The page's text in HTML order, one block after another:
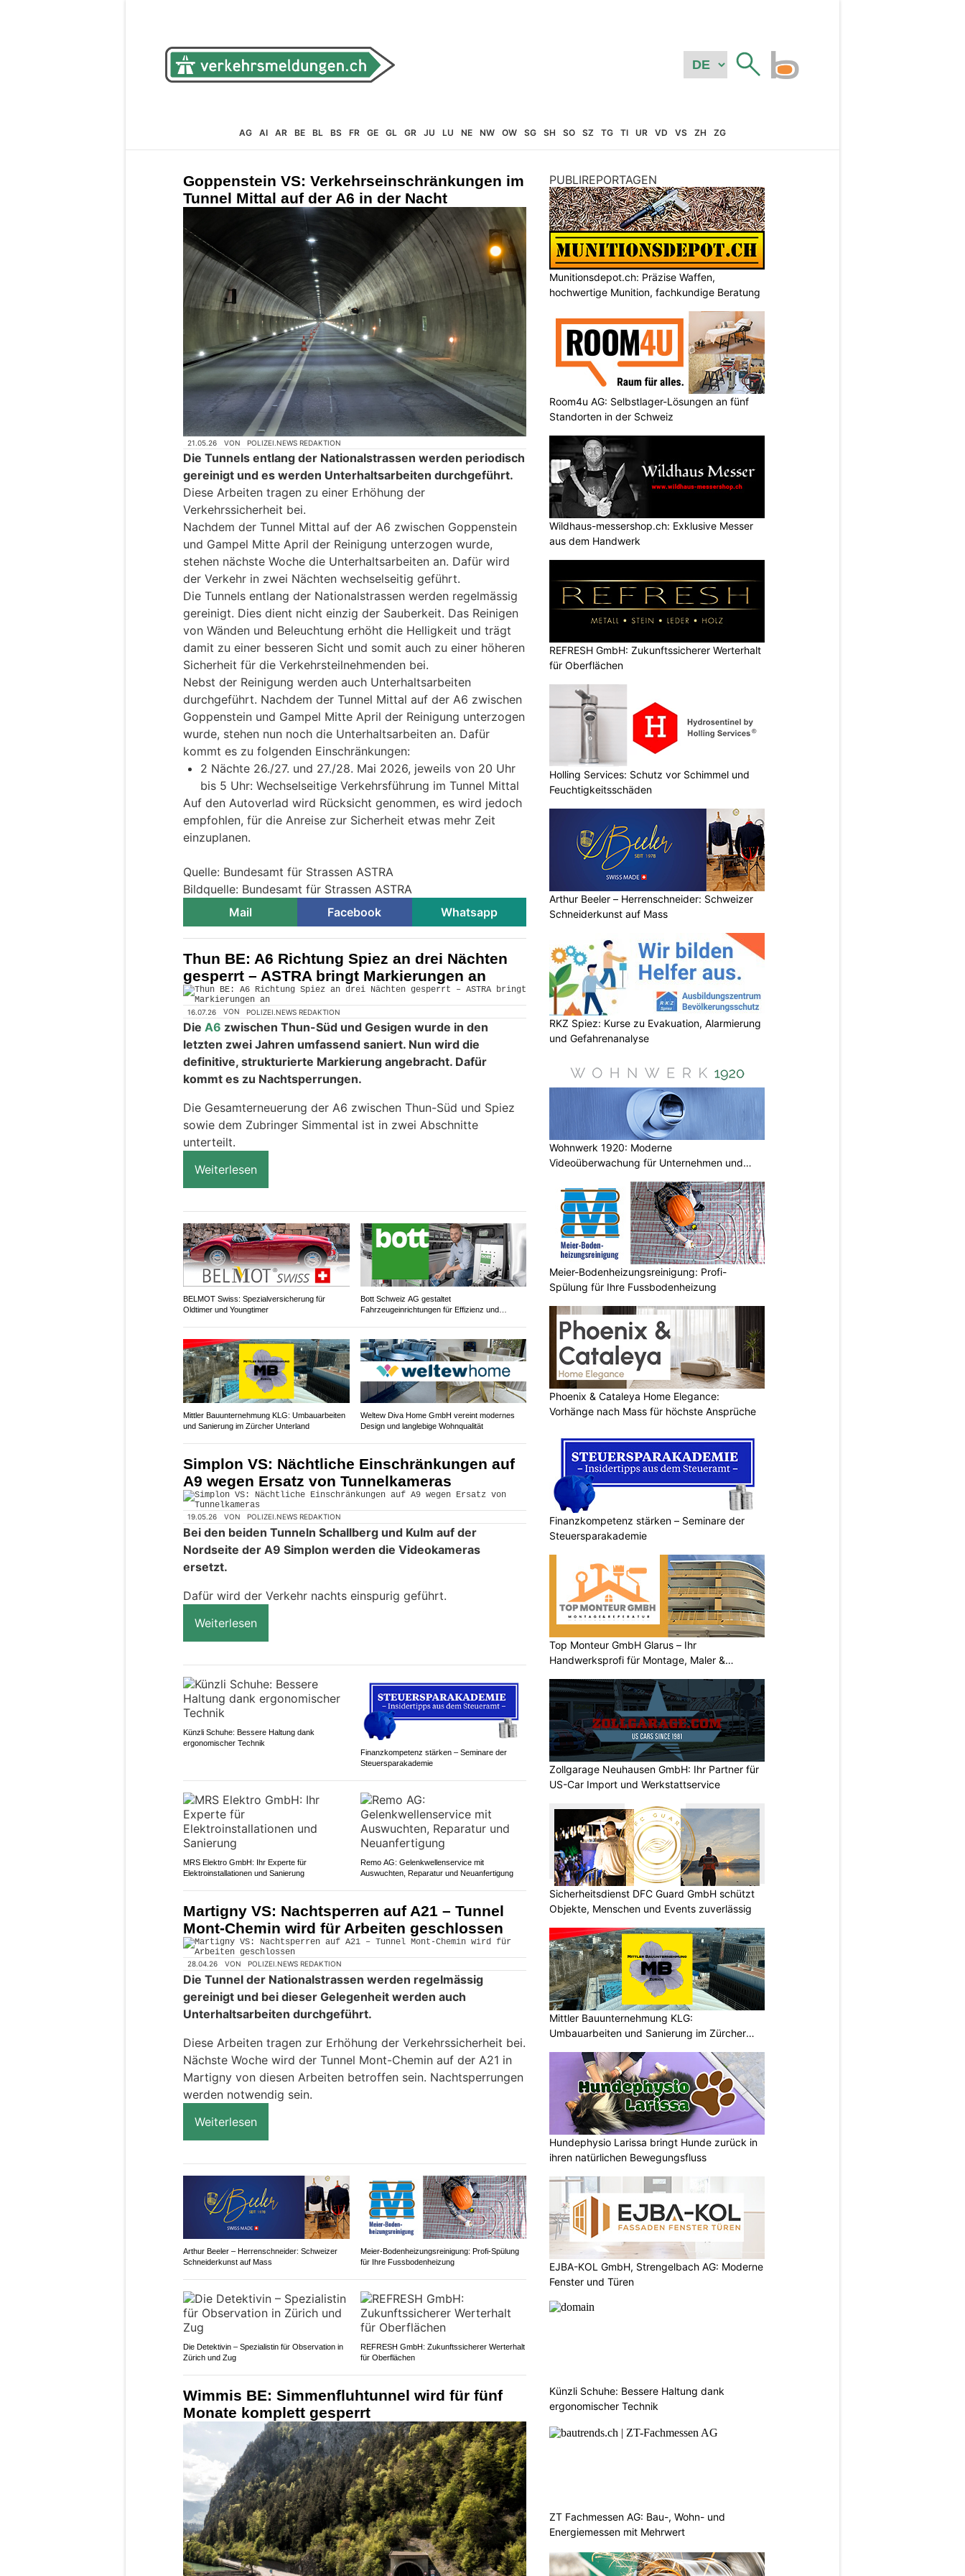
AG AI AR BE BL BS FR GE GL GR JU LU NE NW OW SG SH SO SZ TG TI UR VD VS ZH ZG
Goppenstein VS: Verkehrseinschränkungen im
Tunnel Mittal auf der A6 in der Nacht
21.05.26 VON POLIZEI.NEWS REDAKTION
Die Tunnels entlang der Nationalstrassen werden periodisch
gereinigt und es werden Unterhaltsarbeiten durchgeführt.
Diese Arbeiten tragen zu einer Erhöhung der
Verkehrssicherheit bei.
Nachdem der Tunnel Mittal auf der A6 zwischen Goppenstein
und Gampel Mitte April der Reinigung unterzogen wurde,
stehen nächste Woche die Unterhaltsarbeiten an. Dafür wird
der Verkehr in zwei Nächten wechselseitig geführt.
Die Tunnels entlang der Nationalstrassen werden regelmässig
gereinigt. Dies dient nicht einzig der Sauberkeit. Das Reinigen
von Wänden und Beleuchtung erhöht die Helligkeit und trägt
damit zu einer besseren Sicht und somit auch zu einer höheren
Sicherheit für die Verkehrsteilnehmenden bei.
Nebst der Reinigung werden auch Unterhaltsarbeiten
durchgeführt. Nachdem der Tunnel Mittal auf der A6 zwischen
Goppenstein und Gampel Mitte April der Reinigung unterzogen
wurde, stehen nun noch die Unterhaltsarbeiten an. Dafür
kommt es zu folgenden Einschränkungen:
2 Nächte 26./27. und 27./28. Mai 2026, jeweils von 20 Uhr
bis 5 Uhr: Wechselseitige Verkehrsführung im Tunnel Mittal
Auf den Autoverlad wird Rücksicht genommen, es wird jedoch
empfohlen, für die Anreise zur Sicherheit etwas mehr Zeit
einzuplanen.
Quelle: Bundesamt für Strassen ASTRA
Bildquelle: Bundesamt für Strassen ASTRA
Mail
Facebook Whatsapp
Thun BE: A6 Richtung Spiez an drei Nächten
gesperrt – ASTRA bringt Markierungen an
16.07.26 VON POLIZEI.NEWS REDAKTION
Die A6 zwischen Thun-Süd und Gesigen wurde in den
letzten zwei Jahren umfassend saniert. Nun wird die
definitive, strukturierte Markierung angebracht. Dafür
kommt es zu Nachtsperrungen.
Die Gesamterneuerung der A6 zwischen Thun-Süd und Spiez
sowie dem Zubringer Simmental ist in zwei Abschnitte
unterteilt.
Weiterlesen
BELMOT Swiss: Spezialversicherung für
Oldtimer und Youngtimer
Bott Schweiz AG gestaltet
Fahrzeugeinrichtungen für Effizienz und
Mittler Bauunternehmung KLG: Umbauarbeiten
und Sanierung im Zürcher Unterland
Weltew Diva Home GmbH vereint modernes
Design und langlebige Wohnqualität
Simplon VS: Nächtliche Einschränkungen auf
A9 wegen Ersatz von Tunnelkameras
19.05.26 VON POLIZEI.NEWS REDAKTION
Bei den beiden Tunneln Schallberg und Kulm auf der
Nordseite der A9 Simplon werden die Videokameras
ersetzt.
Dafür wird der Verkehr nachts einspurig geführt.
Weiterlesen
Künzli Schuhe: Bessere Haltung dank
ergonomischer Technik
Finanzkompetenz stärken – Seminare der
Steuersparakademie
MRS Elektro GmbH: Ihr Experte für
Elektroinstallationen und Sanierung
Remo AG: Gelenkwellenservice mit
Auswuchten, Reparatur und Neuanfertigung
Martigny VS: Nachtsperren auf A21 – Tunnel
Mont-Chemin wird für Arbeiten geschlossen
28.04.26 VON POLIZEI.NEWS REDAKTION
Die Tunnel der Nationalstrassen werden regelmässig
gereinigt und bei dieser Gelegenheit werden auch
Unterhaltsarbeiten durchgeführt.
Diese Arbeiten tragen zur Erhöhung der Verkehrssicherheit bei.
Nächste Woche wird der Tunnel Mont-Chemin auf der A21 in
Martigny von diesen Arbeiten betroffen sein. Nachtsperrungen
werden notwendig sein.
Weiterlesen
Arthur Beeler – Herrenschneider: Schweizer
Schneiderkunst auf Mass
Meier-Bodenheizungsreinigung: Profi-Spülung
für Ihre Fussbodenheizung
Die Detektivin – Spezialistin für Observation in
Zürich und Zug
REFRESH GmbH: Zukunftssicherer Werterhalt
für Oberflächen
Wimmis BE: Simmenfluhtunnel wird für fünf
Monate komplett gesperrt
PUBLIREPORTAGEN
Munitionsdepot.ch: Präzise Waffen,
hochwertige Munition, fachkundige Beratung
Room4u AG: Selbstlager-Lösungen an fünf
Standorten in der Schweiz
Wildhaus-messershop.ch: Exklusive Messer
aus dem Handwerk
REFRESH GmbH: Zukunftssicherer Werterhalt
für Oberflächen
Holling Services: Schutz vor Schimmel und
Feuchtigkeitsschäden
Arthur Beeler – Herrenschneider: Schweizer
Schneiderkunst auf Mass
RKZ Spiez: Kurse zu Evakuation, Alarmierung
und Gefahrenanalyse
Wohnwerk 1920: Moderne
Videoüberwachung für Unternehmen und
Meier-Bodenheizungsreinigung: Profi-
Spülung für Ihre Fussbodenheizung
Phoenix & Cataleya Home Elegance:
Vorhänge nach Mass für höchste Ansprüche
Finanzkompetenz stärken – Seminare der
Steuersparakademie
Top Monteur GmbH Glarus – Ihr
Handwerksprofi für Montage, Maler &
Zollgarage Neuhausen GmbH: Ihr Partner für
US-Car Import und Werkstattservice
Sicherheitsdienst DFC Guard GmbH schützt
Objekte, Menschen und Events zuverlässig
Mittler Bauunternehmung KLG:
Umbauarbeiten und Sanierung im Zürcher
Hundephysio Larissa bringt Hunde zurück in
ihren natürlichen Bewegungsfluss
EJBA-KOL GmbH, Strengelbach AG: Moderne
Fenster und Türen
Künzli Schuhe: Bessere Haltung dank
ergonomischer Technik
ZT Fachmessen AG: Bau-, Wohn- und
Energiemessen mit Mehrwert